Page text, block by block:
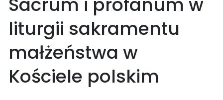
liturgii sakramentu
małżeństwa w
Kościele polskim